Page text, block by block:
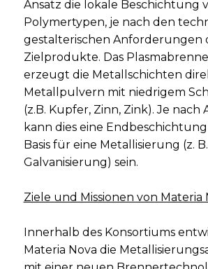
Ansatz die lokale Beschichtung
Polymertypen, je nach den
gestalterischen Anforderungen
Zielprodukte. Das
erzeugt die Metallschichten
Metallpulvern mit niedrigem
(z.B. Kupfer, Zinn, Zink). Je
kann dies eine
Basis für eine Metallisierung (z. B.
Galvanisierung) sein.
Ziele und Missionen von Materia
Innerhalb des Konsortiums
Materia Nova die